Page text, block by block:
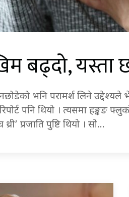
बढ्दो, यस्ता
भनि परामर्श लिने
पनि थियो । त्यसमा हङ्कङ
प्रजाति पुष्टि थियो । सो…